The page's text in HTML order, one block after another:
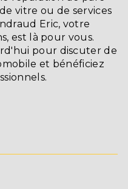
vitre ou de services
Eric, votre
est là pour vous.
pour discuter de
et bénéficiez